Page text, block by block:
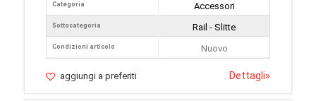
Categoria
Sottocategoria
Condizioni articolo
Accessori
Rail - Slitte
Nuovo
aggiungi a preferiti Dettagli»